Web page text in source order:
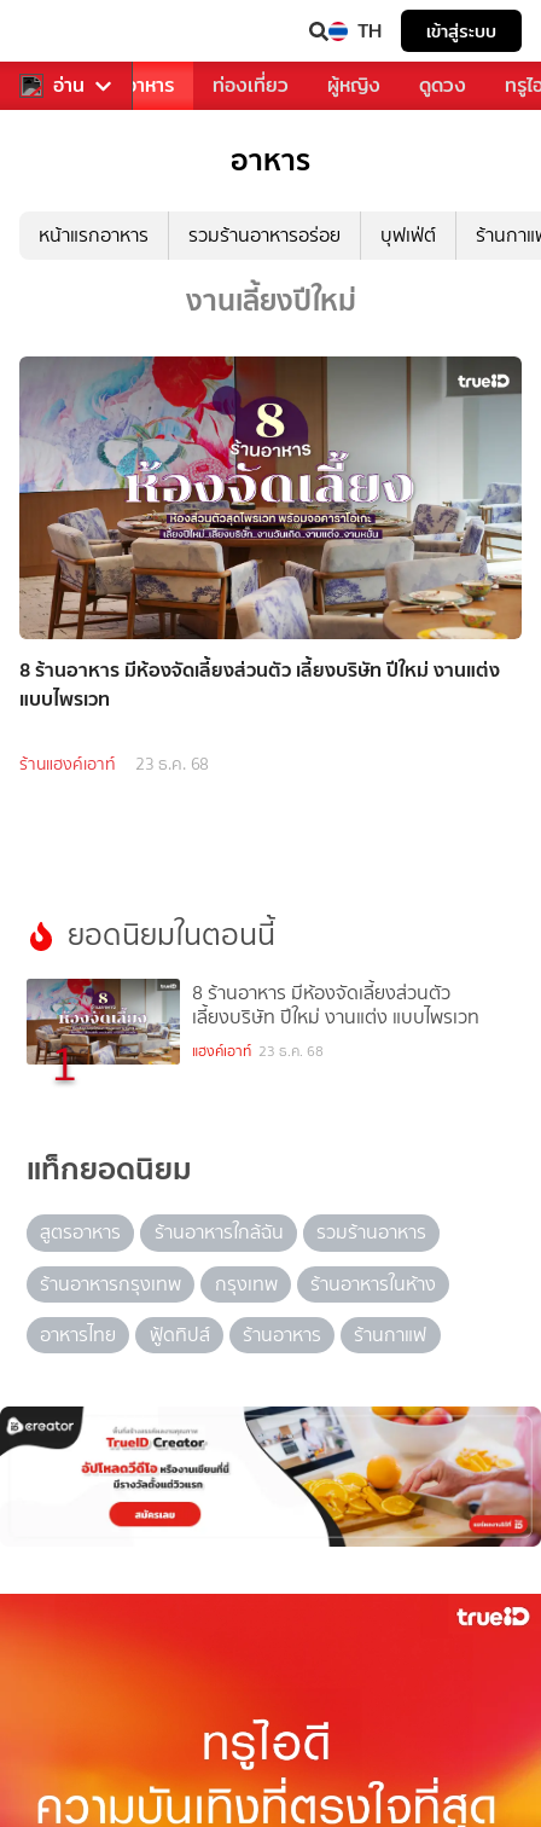
TH เข้าสู่ระบบ
อ่าน
การเพลง อาหาร ท่องเที่ยว ผู้หญิง ดูดวง ทรู
อาหาร
หน้าแรกอาหาร รวมร้านอาหารอร่อย บุฟเฟ่ต์ ร้านกา
งานเลี้ยงปีใหม่
8 ร้านอาหาร มีห้องจัดเลี้ยงส่วนตัว เลี้ยงบริษัท ปีใหม่ งานแต่ง
แบบไพรเวท
ร้านแฮงค์เอาท์ 23 ธ.ค. 68
ยอดนิยมในตอนนี้
1
8 ร้านอาหาร มีห้องจัดเลี้ยงส่วนตัว
เลี้ยงบริษัท ปีใหม่ งานแต่ง แบบไพรเวท
แฮงค์เอาท์ 23 ธ.ค. 68
แท็กยอดนิยม
สูตรอาหาร ร้านอาหารใกล้ฉัน
รวมร้านอาหาร
ร้านอาหารกรุงเทพ
กรุงเทพ
ร้านอาหารในห้าง
อาหารไทย
ฟู้ดทิปส์ ร้านอาหาร ร้านกาแฟ